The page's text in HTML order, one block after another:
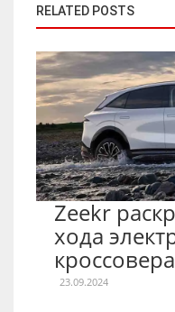
RELATED POSTS
Zeekr
хода
23.09.2024